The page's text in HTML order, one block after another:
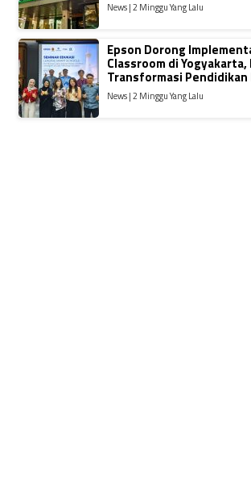
News | 2 Minggu Yang Lalu
Epson Dorong
Classroom di
Transformasi
News | 2 Minggu Yang Lalu